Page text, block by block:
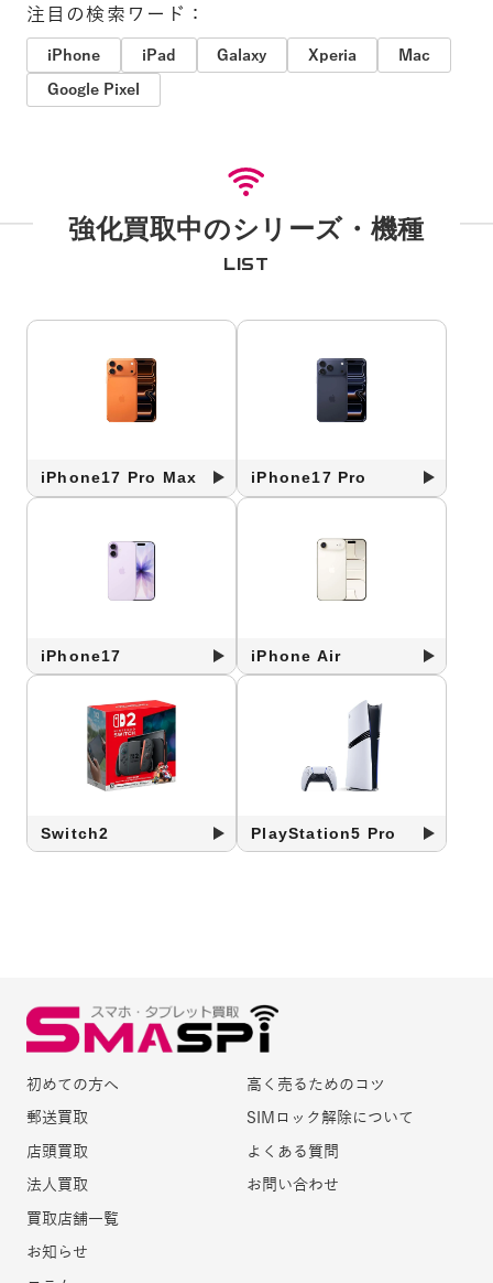
注目の検索ワード：
iPhone iPad Galaxy Xperia
Mac
Google Pixel
強化買取中のシリーズ・機種
LIST
iPhone17 Pro Max iPhone17 Pro
iPhone17 iPhone Air
Switch2 PlayStation5 Pro
初めての方へ
郵送買取
店頭買取
法人買取
買取店舗一覧
お知らせ
高く売るためのコツ
SIMロック解除について
よくある質問
お問い合わせ